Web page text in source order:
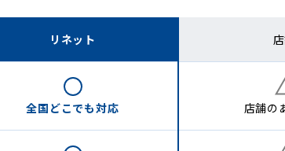
リネット
全国どこでも対応 店舗の